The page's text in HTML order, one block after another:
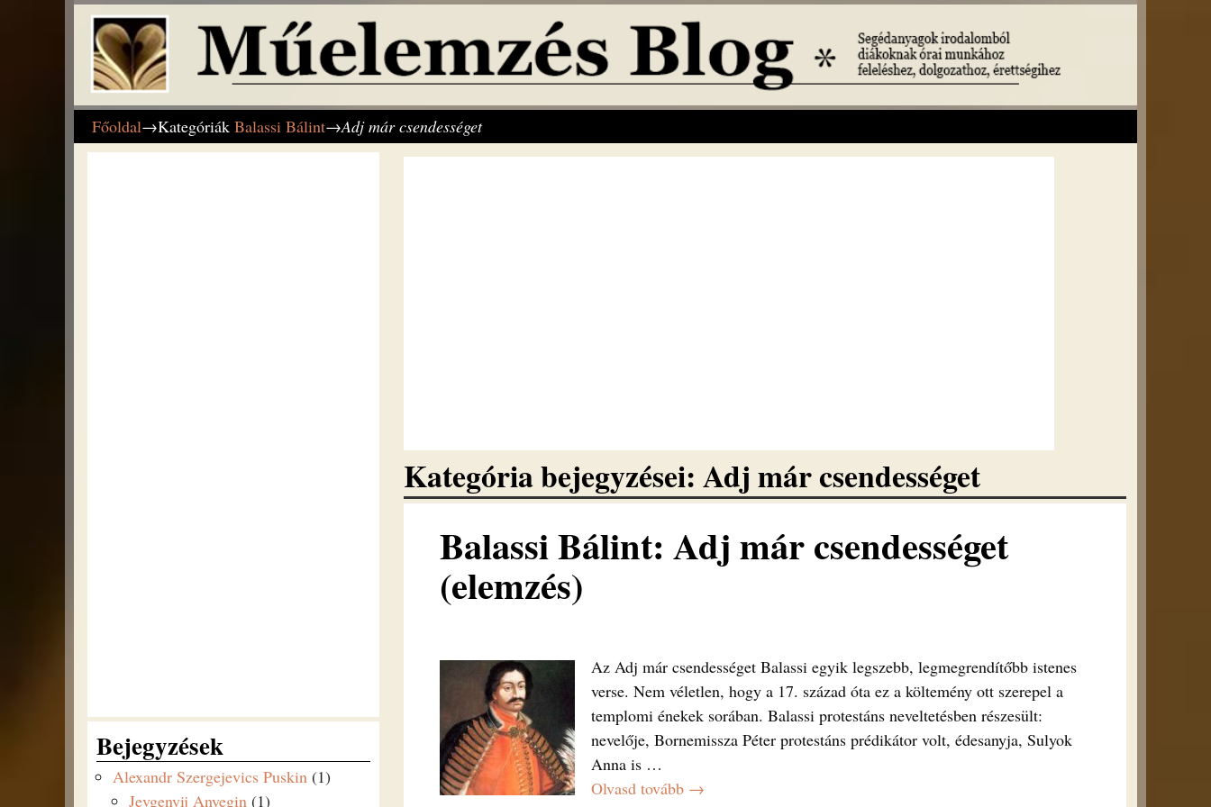
Főoldal→Kategóriák Balassi Bálint→Adj már csendességet
Kategória bejegyzései: Adj már csendességet
Balassi Bálint: Adj már csendességet
(elemzés)
Az Adj már csendességet Balassi egyik legszebb, legmegrendítőbb istenes
verse. Nem véletlen, hogy a 17. század óta ez a költemény ott szerepel a
templomi énekek sorában. Balassi protestáns neveltetésben részesült:
nevelője, Bornemissza Péter protestáns prédikátor volt, édesanyja, Sulyok
Anna is …
Olvasd tovább →
Bejegyzések
Alexandr Szergejevics Puskin (1)
Jevgenyij Anyegin (1)